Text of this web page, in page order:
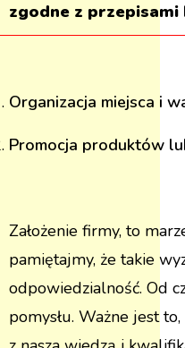
zgodne z przepisami
Organizacja miejsca i
Promocja produktów
Założenie firmy, to
pamiętajmy, że takie
odpowiedzialność. Od
pomysłu. Ważne jest